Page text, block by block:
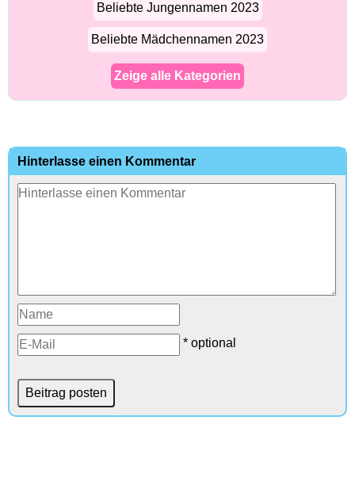
Beliebte Jungennamen 2023
Beliebte Mädchennamen 2023
Zeige alle Kategorien
Hinterlasse einen Kommentar
* optional